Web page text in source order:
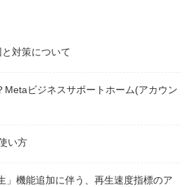
対策について
Metaビジネスサポートホーム(アカウン
い方
」機能追加に伴う、再生速度指標のア